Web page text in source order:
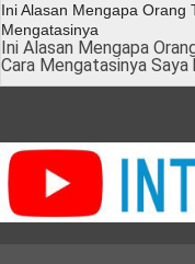
Ini Alasan Mengapa Orang
Mengatasinya
Ini Alasan Mengapa
Cara Mengatasinya